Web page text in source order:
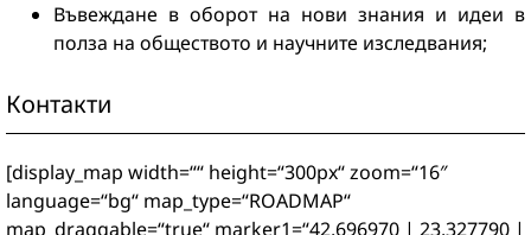
Въвеждане в оборот на нови знания и идеи в
полза на обществото и научните изследвания;
Контакти
[display_map width=““ height=“300px“ zoom=“16″
language=“bg“ map_type=“ROADMAP“
map_draggable=“true“ marker1=“42.696970 | 23.327790 |